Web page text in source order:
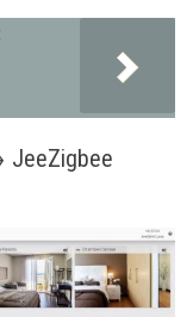
JeeZigbee